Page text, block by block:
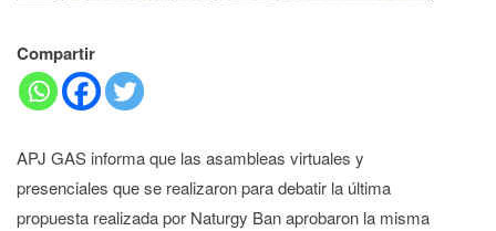
Compartir
APJ GAS informa que las asambleas virtuales y
presenciales que se realizaron para debatir la última
propuesta realizada por Naturgy Ban aprobaron la misma